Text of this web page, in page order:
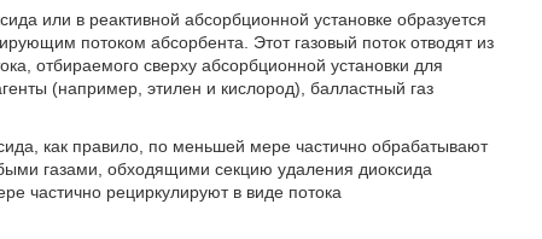
или в реактивной абсорбционной установке образуется
потоком абсорбента. Этот газовый поток отводят из
отбираемого сверху абсорбционной установки для
(например, этилен и кислород), балластный газ
как правило, по меньшей мере частично обрабатывают
газами, обходящими секцию удаления диоксида
частично рециркулируют в виде потока